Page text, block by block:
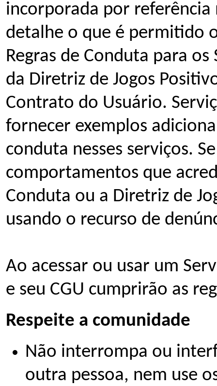
incorporada por
detalhe o que é permitido
Regras de Conduta para
da Diretriz de Jogos
Contrato do Usuário.
fornecer exemplos
conduta nesses serviços.
comportamentos que
Conduta ou a Diretriz de
usando o recurso de
Ao acessar ou usar um
e seu CGU cumprirão as
Respeite a comunidade
Não interrompa ou
outra pessoa, nem use